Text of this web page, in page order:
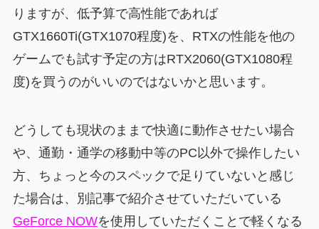
りますが、低予算で高性能であれば
GTX1660Ti(GTX1070程度)を、RTXの性能を他の
ゲームでも試す予定の方はRTX2060(GTX1080程
度)を買うのがいいのではないかと思います。
どうしても現状のままで快適に動作させたい場合
や、通勤・通学の移動中等のPC以外で操作したい
方、ちょっと今のスペックで足りていないと感じ
た場合は、別記事で紹介させていただいている
GeForce NOWを使用していただくことで軽くなる